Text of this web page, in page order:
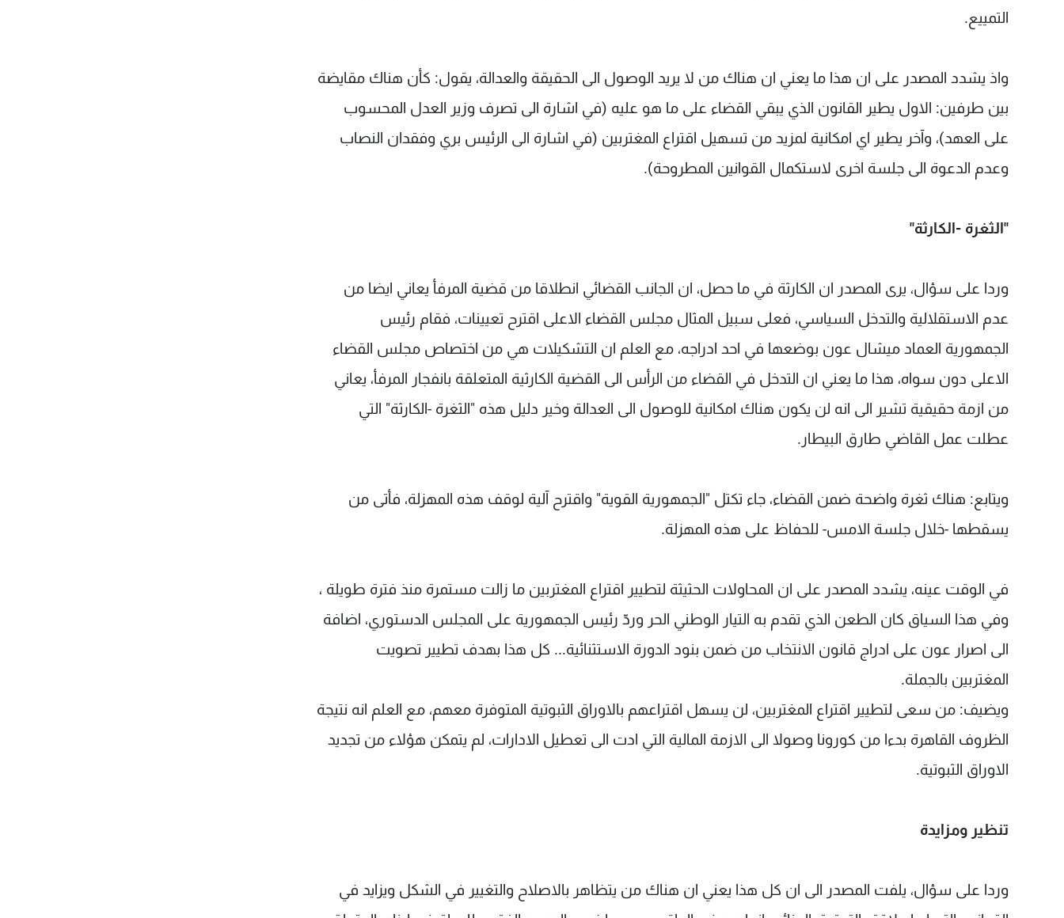
التمييع.
واذ يشدد المصدر على ان هذا ما يعني ان هناك من لا يريد الوصول الى الحقيقة والعدالة، يقول: كأن هناك مقايضة
بين طرفين: الاول يطير القانون الذي يبقي القضاء على ما هو عليه (في اشارة الى تصرف وزير العدل المحسوب
على العهد)، وآخر يطير اي امكانية لمزيد من تسهيل اقتراع المغتربين (في اشارة الى الرئيس بري وفقدان النصاب
وعدم الدعوة الى جلسة اخرى لاستكمال القوانين المطروحة).
"الثغرة -الكارثة"
وردا على سؤال، يرى المصدر ان الكارثة في ما حصل، ان الجانب القضائي انطلاقا من قضية المرفأ يعاني ايضا من
عدم الاستقلالية والتدخل السياسي، فعلى سبيل المثال مجلس القضاء الاعلى اقترح تعيينات، فقام رئيس
الجمهورية العماد ميشال عون بوضعها في احد ادراجه، مع العلم ان التشكيلات هي من اختصاص مجلس القضاء
الاعلى دون سواه، هذا ما يعني ان التدخل في القضاء من الرأس الى القضية الكارثية المتعلقة بانفجار المرفأ، يعاني
من ازمة حقيقية تشير الى انه لن يكون هناك امكانية للوصول الى العدالة وخير دليل هذه "الثغرة -الكارثة" التي
عطلت عمل القاضي طارق البيطار.
ويتابع: هناك ثغرة واضحة ضمن القضاء، جاء تكتل "الجمهورية القوية" واقترح آلية لوقف هذه المهزلة، فأتى من
يسقطها -خلال جلسة الامس- للحفاظ على هذه المهزلة.
في الوقت عينه، يشدد المصدر على ان المحاولات الحثيثة لتطيير اقتراع المغتربين ما زالت مستمرة منذ فترة طويلة ،
وفي هذا السياق كان الطعن الذي تقدم به التيار الوطني الحر وردّ رئيس الجمهورية على المجلس الدستوري، اضافة
الى اصرار عون على ادراج قانون الانتخاب من ضمن بنود الدورة الاستثنائية... كل هذا بهدف تطيير تصويت
المغتربين بالجملة.
ويضيف: من سعى لتطيير اقتراع المغتربين، لن يسهل اقتراعهم بالاوراق الثبوتية المتوفرة معهم، مع العلم انه نتيجة
الظروف القاهرة بدءا من كورونا وصولا الى الازمة المالية التي ادت الى تعطيل الادارات، لم يتمكن هؤلاء من تجديد
الاوراق الثبوتية.
تنظير ومزايدة
وردا على سؤال، يلفت المصدر الى ان كل هذا يعني ان هناك من يتظاهر بالاصلاح والتغيير في الشكل ويزايد في